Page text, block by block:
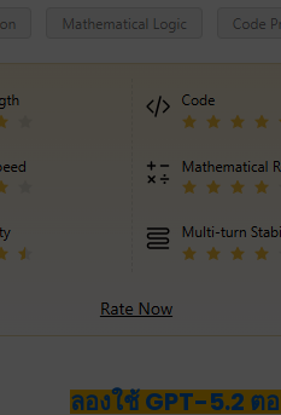
ลองใช้ GPT-5.2 ต